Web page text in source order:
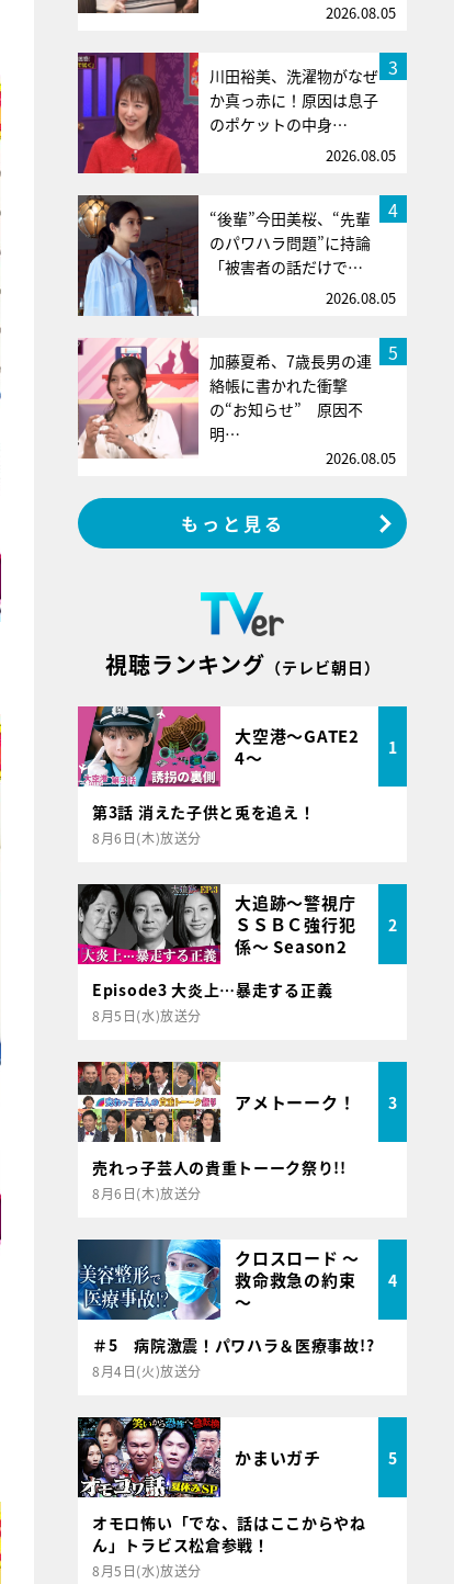
2026.08.05
3
川田裕美、洗濯物がなぜ
か真っ赤に！原因は息子
のポケットの中身…
2026.08.05
4
“後輩”今田美桜、“先輩
のパワハラ問題”に持論
「被害者の話だけで…
2026.08.05
5
加藤夏希、7歳長男の連
絡帳に書かれた衝撃
の“お知らせ” 原因不
明…
2026.08.05
もっと見る
視聴ランキング （テレビ朝日）
大空港～GATE2
4～
1
第3話 消えた子供と兎を追え！
8月6日(木)放送分
大追跡～警視庁
ＳＳＢＣ強行犯
係～ Season2
2
Episode3 大炎上…暴走する正義
8月5日(水)放送分
アメトーーク！ 3
売れっ子芸人の貴重トーーク祭り!!
8月6日(木)放送分
クロスロード ～
救命救急の約束
～
4
＃5 病院激震！パワハラ＆医療事故!?
8月4日(火)放送分
かまいガチ 5
オモロ怖い「でな、話はここからやね
ん」トラビス松倉参戦！
8月5日(水)放送分